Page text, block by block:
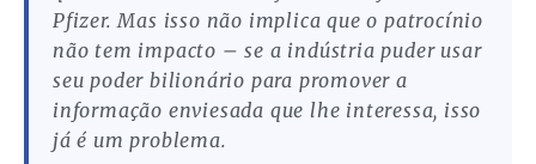
Pfizer. Mas isso não implica que o patrocínio
não tem impacto – se a indústria puder usar
seu poder bilionário para promover a
informação enviesada que lhe interessa, isso
já é um problema.